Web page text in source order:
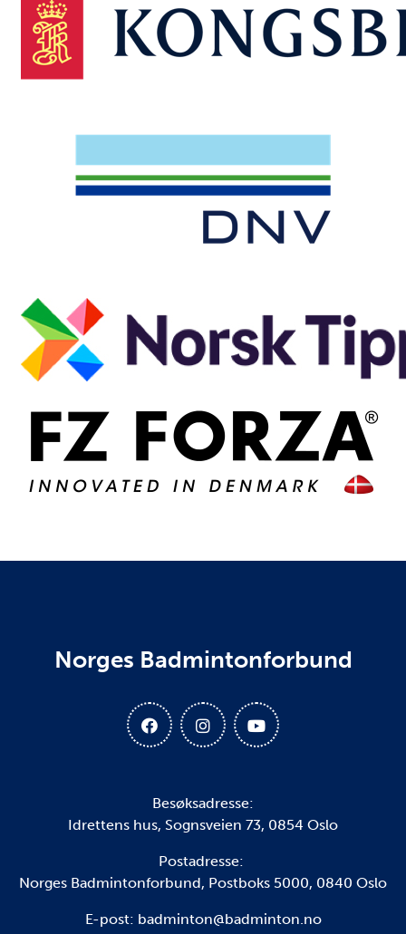
Norges Badmintonforbund
Besøksadresse:
Idrettens hus, Sognsveien 73, 0854 Oslo
Postadresse:
Norges Badmintonforbund, Postboks 5000, 0840 Oslo
E-post: badminton@badminton.no